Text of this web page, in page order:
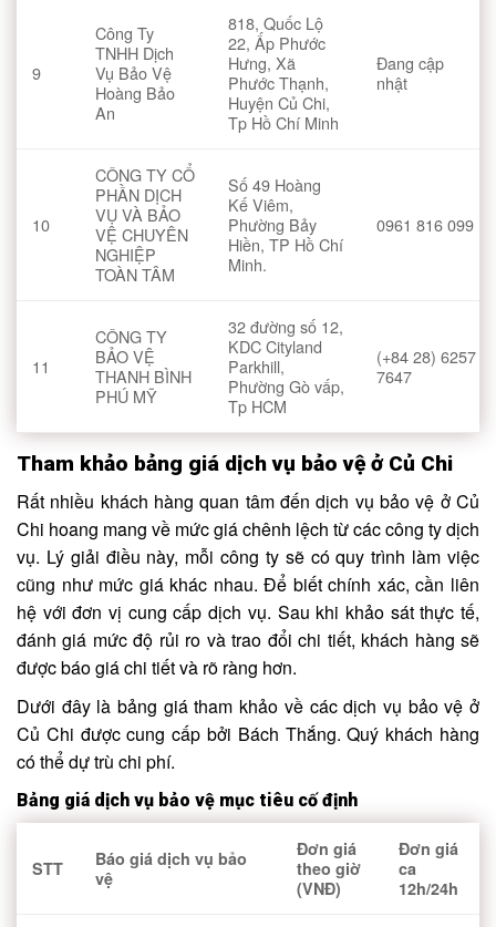
9
Công Ty
TNHH Dịch
Vụ Bảo Vệ
Hoàng Bảo
An
818, Quốc Lộ
22, Ấp Phước
Hưng, Xã
Phước Thạnh,
Huyện Củ Chi,
Tp Hồ Chí Minh
Đang cập
nhật
10
CÔNG TY CỔ
PHẦN DỊCH
VỤ VÀ BẢO
VỆ CHUYÊN
NGHIỆP
TOÀN TÂM
Số 49 Hoàng
Kế Viêm,
Phường Bảy
Hiền, TP Hồ Chí
Minh.
0961 816 099
11
CÔNG TY
BẢO VỆ
THANH BÌNH
PHÚ MỸ
32 đường số 12,
KDC Cityland
Parkhill,
Phường Gò vấp,
Tp HCM
(+84 28) 6257
7647
Tham khảo bảng giá dịch vụ bảo vệ ở Củ Chi
Rất nhiều khách hàng quan tâm đến dịch vụ bảo vệ ở Củ
Chi hoang mang về mức giá chênh lệch từ các công ty dịch
vụ. Lý giải điều này, mỗi công ty sẽ có quy trình làm việc
cũng như mức giá khác nhau. Để biết chính xác, cần liên
hệ với đơn vị cung cấp dịch vụ. Sau khi khảo sát thực tế,
đánh giá mức độ rủi ro và trao đổi chi tiết, khách hàng sẽ
được báo giá chi tiết và rõ ràng hơn.
Dưới đây là bảng giá tham khảo về các dịch vụ bảo vệ ở
Củ Chi được cung cấp bởi Bách Thắng. Quý khách hàng
có thể dự trù chi phí.
Bảng giá dịch vụ bảo vệ mục tiêu cố định
STT
Báo giá dịch vụ bảo
vệ
Đơn giá
theo giờ
(VNĐ)
Đơn giá
ca
12h/24h